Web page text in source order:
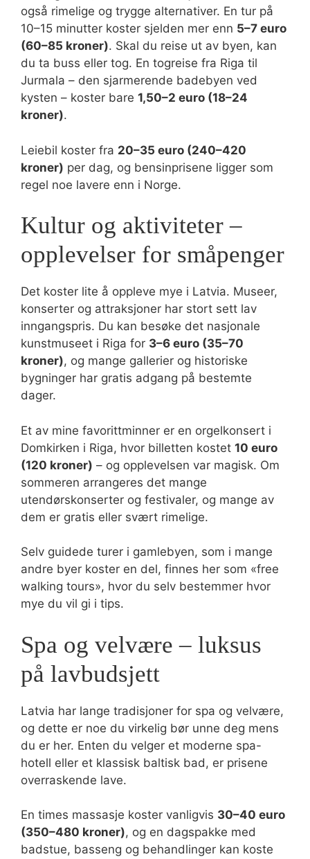
også rimelige og trygge alternativer. En tur på
10–15 minutter koster sjelden mer enn 5–7 euro
(60–85 kroner). Skal du reise ut av byen, kan
du ta buss eller tog. En togreise fra Riga til
Jurmala – den sjarmerende badebyen ved
kysten – koster bare 1,50–2 euro (18–24
kroner).
Leiebil koster fra 20–35 euro (240–420
kroner) per dag, og bensinprisene ligger som
regel noe lavere enn i Norge.
Kultur og aktiviteter –
opplevelser for småpenger
Det koster lite å oppleve mye i Latvia. Museer,
konserter og attraksjoner har stort sett lav
inngangspris. Du kan besøke det nasjonale
kunstmuseet i Riga for 3–6 euro (35–70
kroner), og mange gallerier og historiske
bygninger har gratis adgang på bestemte
dager.
Et av mine favorittminner er en orgelkonsert i
Domkirken i Riga, hvor billetten kostet 10 euro
(120 kroner) – og opplevelsen var magisk. Om
sommeren arrangeres det mange
utendørskonserter og festivaler, og mange av
dem er gratis eller svært rimelige.
Selv guidede turer i gamlebyen, som i mange
andre byer koster en del, finnes her som «free
walking tours», hvor du selv bestemmer hvor
mye du vil gi i tips.
Spa og velvære – luksus
på lavbudsjett
Latvia har lange tradisjoner for spa og velvære,
og dette er noe du virkelig bør unne deg mens
du er her. Enten du velger et moderne spa-
hotell eller et klassisk baltisk bad, er prisene
overraskende lave.
En times massasje koster vanligvis 30–40 euro
(350–480 kroner), og en dagspakke med
badstue, basseng og behandlinger kan koste